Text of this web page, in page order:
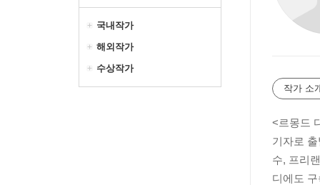
국내작가
해외작가
수상작가
작가 소
<르몽드
기자로
수, 프리
디에도